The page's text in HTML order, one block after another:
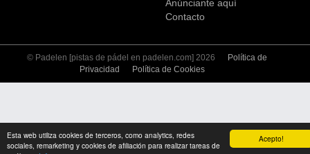
Acepto!
Esta web utiliza cookies de terceros, como analytics, redes
sociales, remarketing y cookies de afiliación para realizar tareas de
Anúnciante aquí
Contacto
© Padelen [pistas de pádel en padelen.com] 2026
Política de
Privacidad
Política de Cookies